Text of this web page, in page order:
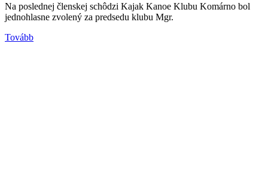
Na poslednej členskej schôdzi Kajak Kanoe Klubu Komárno bol
jednohlasne zvolený za predsedu klubu Mgr.
Tovább